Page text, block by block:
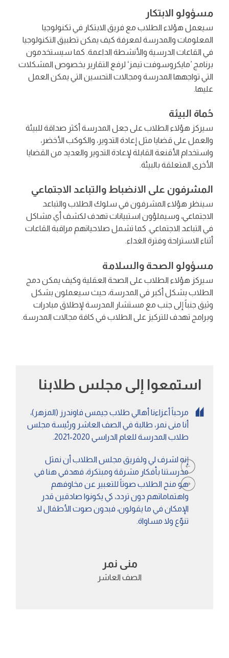
مسؤولو الابتكار
سيعمل هؤلاء الطلاب مع فريق الابتكار في تكنولوجيا
المعلومات والمدرسة لمعرفة كيف يمكن تطبيق التكنولوجيا
في القاعات الدرسية والأنشطة الداعمة. كما سيستخدمون
برنامج ’مايكروسوفت تيمز‘ لرفع التقارير بخصوص المشكلات
التي تواجهها المدرسة ومجالات التحسين التي يمكن العمل
عليها.
حُماة البيئة
سيركز هؤلاء الطلاب على جعل المدرسة أكثر صداقة للبيئة
والعمل على قضايا مثل إعادة التدوير، والكوكب الأخضر،
واستخدام الأقنعة القابلة لإعادة التدوير والعديد من القضايا
الأخرى المتعلقة بالبيئة.
المشرفون على الانضباط والتباعد الاجتماعي
سينظر هؤلاء المشرفون في سلوك الطلاب والتباعد
الاجتماعي، وسيملؤون استبيانات تهدف لكشف أي مشاكل
في التباعد الاجتماعي. كما تشمل صلاحياتهم مراقبة القاعات
أثناء الاستراحة وفترة الغداء.
مسؤولو الصحة والسلامة
سيركز هؤلاء الطلاب على الصحة العقلية وكيف يمكن دمج
الطلاب بشكل أكبر في المدرسة، حيث سيعملون بشكل
وثيق جنباً إلى جنب مع مستشار المدرسة لإطلاق مبادرات
وبرامج تهدف للتركيز على الطلاب في كافة مجالات المدرسة.
استمعوا إلى مجلس طلابنا
مرحباً أعزاءنا أهالي طلاب جيمس فاوندرز (المزهر)،
أنا منى نمر، طالبة في الصف العاشر ورئيسة مجلس
طلاب المدرسة للعام الدراسي 2020-2021.
إنه لشرف لي ولفريق مجلس الطلاب أن نمثل
مدرستنا بأفكار مشرقة ومبتكرة، فهدفي هنا في
هو منح الطلاب صوتاً للتعبير عن مخاوفهم
واهتماماتهم دون تردد، كي يكونوا صادقين قدر
الإمكان في ما يقولون، فبدون صوت الأطفال لا
تنوّع ولا مساواة.
منى نمر
الصف العاشر